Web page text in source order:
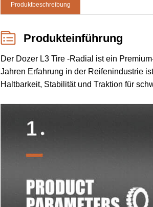
Produktbeschreibung
Produkteinführung
Der Dozer L3 Tire -Radial ist ein
Jahren Erfahrung in der Reifenindustrie
Haltbarkeit, Stabilität und Traktion für